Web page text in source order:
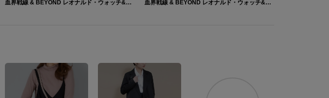
血界戦線 & BEYOND レオナルド・ウォッチ&クラウス・V・ラインヘルツ&ザップ・レンフロ &スティーブン・A・スターフェイズ モデル スニーカー 血界戦線 & BEYOND レオナルド・ウォッチ&クラウス・V・ラインヘルツ&ザップ・レンフロ&スティーブン・A・スターフェイズ モデル ルームウェア